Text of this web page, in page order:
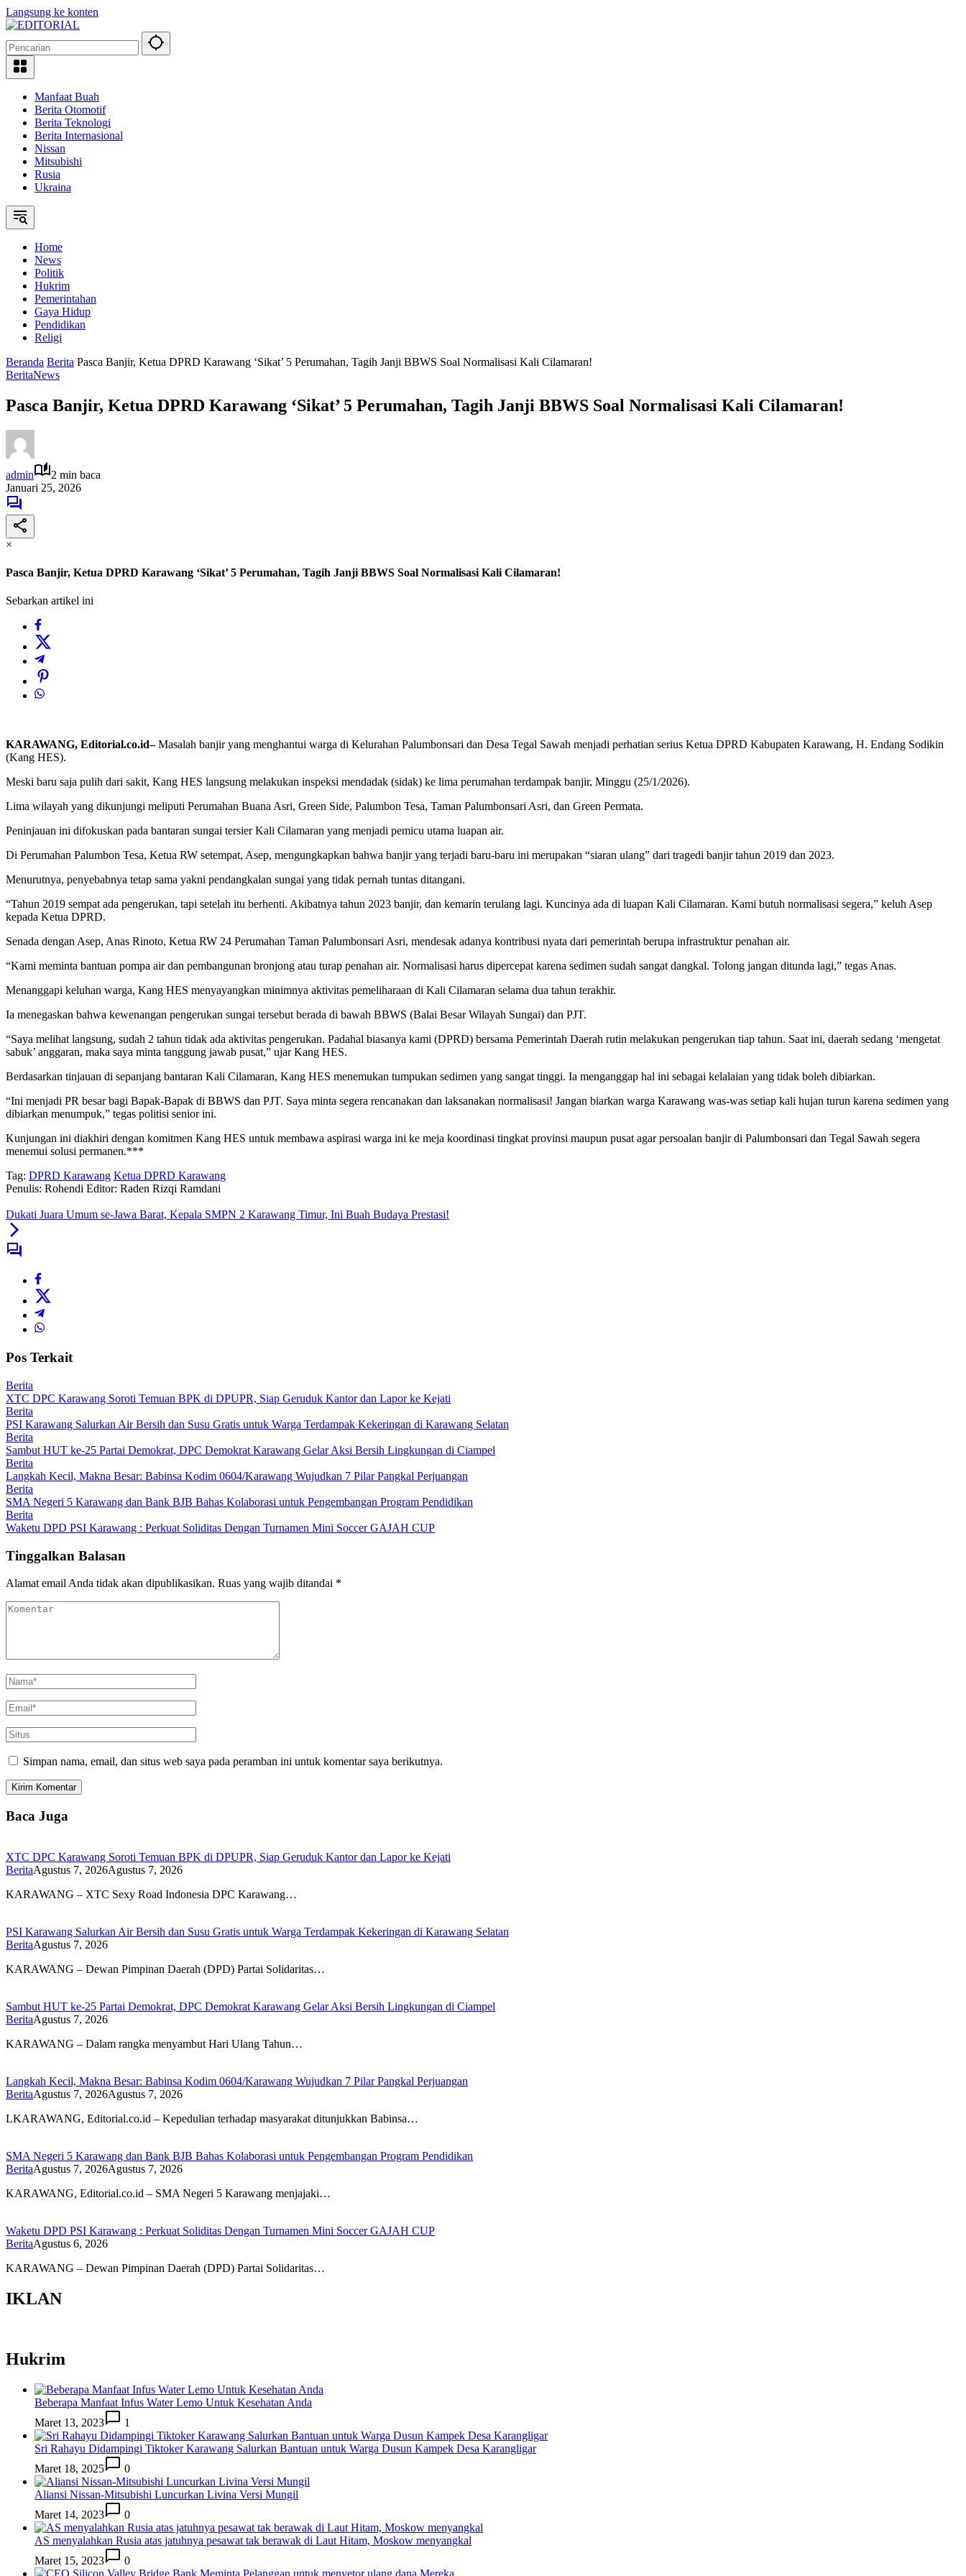
Langsung ke konten
Manfaat Buah
Berita Otomotif
Berita Teknologi
Berita Internasional
Nissan
Mitsubishi
Rusia
Ukraina
Home
News
Politik
Hukrim
Pemerintahan
Gaya Hidup
Pendidikan
Religi
Beranda Berita Pasca Banjir, Ketua DPRD Karawang ‘Sikat’ 5 Perumahan, Tagih Janji BBWS Soal Normalisasi Kali Cilamaran!
BeritaNews
Pasca Banjir, Ketua DPRD Karawang ‘Sikat’ 5 Perumahan, Tagih Janji BBWS Soal Normalisasi Kali Cilamaran!
admin
2 min baca
Januari 25, 2026
×
Pasca Banjir, Ketua DPRD Karawang ‘Sikat’ 5 Perumahan, Tagih Janji BBWS Soal Normalisasi Kali Cilamaran!
Sebarkan artikel ini
KARAWANG, Editorial.co.id–Masalah banjir yang menghantui warga di Kelurahan Palumbonsari dan Desa Tegal Sawah menjadi perhatian serius Ketua DPRD Kabupaten Karawang, H. Endang Sodikin
(Kang HES).
Meski baru saja pulih dari sakit, Kang HES langsung melakukan inspeksi mendadak (sidak) ke lima perumahan terdampak banjir, Minggu (25/1/2026).
Lima wilayah yang dikunjungi meliputi Perumahan Buana Asri, Green Side, Palumbon Tesa, Taman Palumbonsari Asri, dan Green Permata.
Peninjauan ini difokuskan pada bantaran sungai tersier Kali Cilamaran yang menjadi pemicu utama luapan air.
Di Perumahan Palumbon Tesa, Ketua RW setempat, Asep, mengungkapkan bahwa banjir yang terjadi baru-baru ini merupakan “siaran ulang” dari tragedi banjir tahun 2019 dan 2023.
Menurutnya, penyebabnya tetap sama yakni pendangkalan sungai yang tidak pernah tuntas ditangani.
“Tahun 2019 sempat ada pengerukan, tapi setelah itu berhenti. Akibatnya tahun 2023 banjir, dan kemarin terulang lagi. Kuncinya ada di luapan Kali Cilamaran. Kami butuh normalisasi segera,” keluh Asep
kepada Ketua DPRD.
Senada dengan Asep, Anas Rinoto, Ketua RW 24 Perumahan Taman Palumbonsari Asri, mendesak adanya kontribusi nyata dari pemerintah berupa infrastruktur penahan air.
“Kami meminta bantuan pompa air dan pembangunan bronjong atau turap penahan air. Normalisasi harus dipercepat karena sedimen sudah sangat dangkal. Tolong jangan ditunda lagi,” tegas Anas.
Menanggapi keluhan warga, Kang HES menyayangkan minimnya aktivitas pemeliharaan di Kali Cilamaran selama dua tahun terakhir.
Ia menegaskan bahwa kewenangan pengerukan sungai tersebut berada di bawah BBWS (Balai Besar Wilayah Sungai) dan PJT.
“Saya melihat langsung, sudah 2 tahun tidak ada aktivitas pengerukan. Padahal biasanya kami (DPRD) bersama Pemerintah Daerah rutin melakukan pengerukan tiap tahun. Saat ini, daerah sedang ‘mengetat
sabuk’ anggaran, maka saya minta tanggung jawab pusat,” ujar Kang HES.
Berdasarkan tinjauan di sepanjang bantaran Kali Cilamaran, Kang HES menemukan tumpukan sedimen yang sangat tinggi. Ia menganggap hal ini sebagai kelalaian yang tidak boleh dibiarkan.
“Ini menjadi PR besar bagi Bapak-Bapak di BBWS dan PJT. Saya minta segera rencanakan dan laksanakan normalisasi! Jangan biarkan warga Karawang was-was setiap kali hujan turun karena sedimen yang
dibiarkan menumpuk,” tegas politisi senior ini.
Kunjungan ini diakhiri dengan komitmen Kang HES untuk membawa aspirasi warga ini ke meja koordinasi tingkat provinsi maupun pusat agar persoalan banjir di Palumbonsari dan Tegal Sawah segera
menemui solusi permanen.***
Tag: DPRD Karawang Ketua DPRD Karawang
Penulis: Rohendi Editor: Raden Rizqi Ramdani
Dukati Juara Umum se-Jawa Barat, Kepala SMPN 2 Karawang Timur, Ini Buah Budaya Prestasi!
Pos Terkait
Berita
XTC DPC Karawang Soroti Temuan BPK di DPUPR, Siap Geruduk Kantor dan Lapor ke Kejati
Berita
PSI Karawang Salurkan Air Bersih dan Susu Gratis untuk Warga Terdampak Kekeringan di Karawang Selatan
Berita
Sambut HUT ke-25 Partai Demokrat, DPC Demokrat Karawang Gelar Aksi Bersih Lingkungan di Ciampel
Berita
Langkah Kecil, Makna Besar: Babinsa Kodim 0604/Karawang Wujudkan 7 Pilar Pangkal Perjuangan
Berita
SMA Negeri 5 Karawang dan Bank BJB Bahas Kolaborasi untuk Pengembangan Program Pendidikan
Berita
Waketu DPD PSI Karawang : Perkuat Soliditas Dengan Turnamen Mini Soccer GAJAH CUP
Tinggalkan Balasan
Alamat email Anda tidak akan dipublikasikan. Ruas yang wajib ditandai *
Simpan nama, email, dan situs web saya pada peramban ini untuk komentar saya berikutnya.
Baca Juga
XTC DPC Karawang Soroti Temuan BPK di DPUPR, Siap Geruduk Kantor dan Lapor ke Kejati
BeritaAgustus 7, 2026Agustus 7, 2026
KARAWANG – XTC Sexy Road Indonesia DPC Karawang…
PSI Karawang Salurkan Air Bersih dan Susu Gratis untuk Warga Terdampak Kekeringan di Karawang Selatan
BeritaAgustus 7, 2026
KARAWANG – Dewan Pimpinan Daerah (DPD) Partai Solidaritas…
Sambut HUT ke-25 Partai Demokrat, DPC Demokrat Karawang Gelar Aksi Bersih Lingkungan di Ciampel
BeritaAgustus 7, 2026
KARAWANG – Dalam rangka menyambut Hari Ulang Tahun…
Langkah Kecil, Makna Besar: Babinsa Kodim 0604/Karawang Wujudkan 7 Pilar Pangkal Perjuangan
BeritaAgustus 7, 2026Agustus 7, 2026
LKARAWANG, Editorial.co.id – Kepedulian terhadap masyarakat ditunjukkan Babinsa…
SMA Negeri 5 Karawang dan Bank BJB Bahas Kolaborasi untuk Pengembangan Program Pendidikan
BeritaAgustus 7, 2026Agustus 7, 2026
KARAWANG, Editorial.co.id – SMA Negeri 5 Karawang menjajaki…
Waketu DPD PSI Karawang : Perkuat Soliditas Dengan Turnamen Mini Soccer GAJAH CUP
BeritaAgustus 6, 2026
KARAWANG – Dewan Pimpinan Daerah (DPD) Partai Solidaritas…
IKLAN
Hukrim
Beberapa Manfaat Infus Water Lemo Untuk Kesehatan Anda
Maret 13, 2023
1
Sri Rahayu Didampingi Tiktoker Karawang Salurkan Bantuan untuk Warga Dusun Kampek Desa Karangligar
Maret 18, 2025
0
Aliansi Nissan-Mitsubishi Luncurkan Livina Versi Mungil
Maret 14, 2023
0
AS menyalahkan Rusia atas jatuhnya pesawat tak berawak di Laut Hitam, Moskow menyangkal
Maret 15, 2023
0